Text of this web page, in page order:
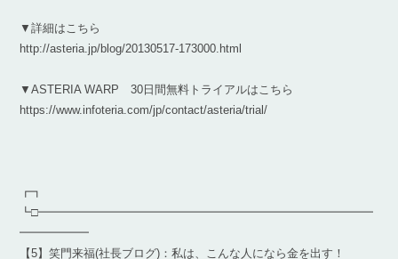
▼詳細はこちら
http://asteria.jp/blog/20130517-173000.html
▼ASTERIA WARP 30日間無料トライアルはこちら
https://www.infoteria.com/jp/contact/asteria/trial/
┏┓
┗□━━━━━━━━━━━━━━━━━━━━━━━━━━━━━
━━━━━━
【5】笑門来福(社長ブログ)：私は、こんな人になら金を出す！